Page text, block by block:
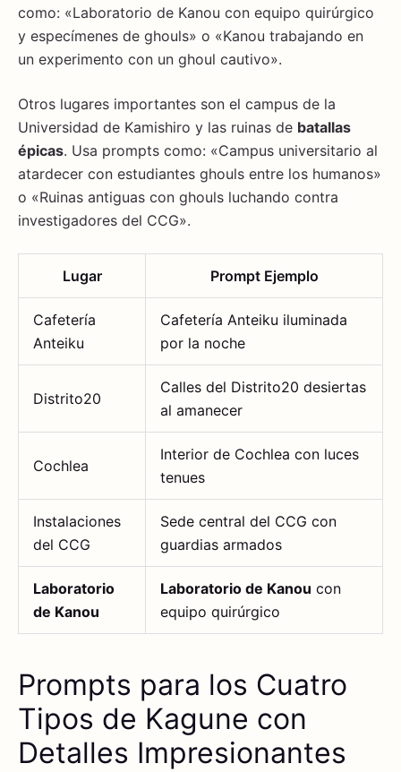
como: «Laboratorio de Kanou con equipo quirúrgico
y especímenes de ghouls» o «Kanou trabajando en
un experimento con un ghoul cautivo».
Otros lugares importantes son el campus de la
Universidad de Kamishiro y las ruinas de batallas
épicas. Usa prompts como: «Campus universitario al
atardecer con estudiantes ghouls entre los humanos»
o «Ruinas antiguas con ghouls luchando contra
investigadores del CCG».
Lugar Prompt Ejemplo
Cafetería
Anteiku
Cafetería Anteiku iluminada
por la noche
Distrito20
Calles del Distrito20 desiertas
al amanecer
Cochlea
Interior de Cochlea con luces
tenues
Instalaciones
del CCG
Sede central del CCG con
guardias armados
Laboratorio
de Kanou
Laboratorio de Kanou con
equipo quirúrgico
Prompts para los Cuatro
Tipos de Kagune con
Detalles Impresionantes